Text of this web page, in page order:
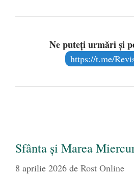
Ne puteți urmări și
https://t.me/
Sfânta și Marea
8 aprilie 2026 de Rost Online